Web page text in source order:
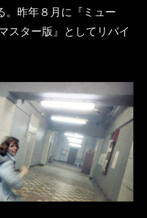
。昨年８月に『ミュー
スター版』としてリバイ